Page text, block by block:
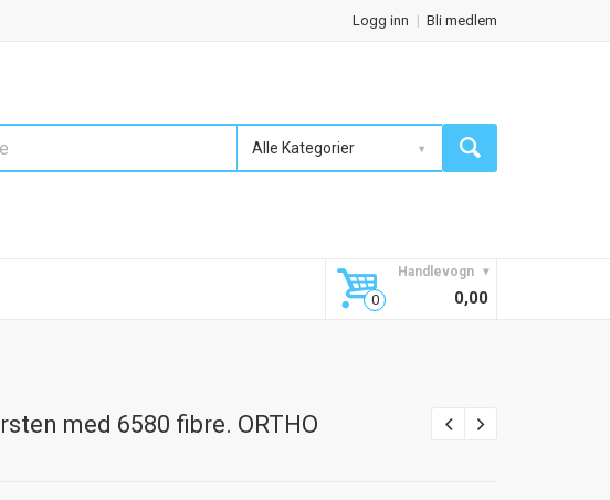
Logg inn Bli medlem
Alle Kategorier
Handlevogn
0,00
med 6580 fibre. ORTHO